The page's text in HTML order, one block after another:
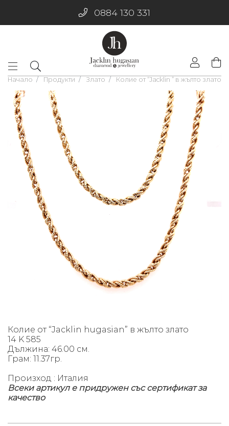
0884 130 331
Начало Продукти Злато Колие от “Jacklin ” в жълто злато
Колие от “Jacklin hugasian” в жълто злато
14 K 585
Дължина: 46.00 см.
Грам: 11.37гр.
Произход : Италия
Всеки артикул е придружен със сертификат за
качество